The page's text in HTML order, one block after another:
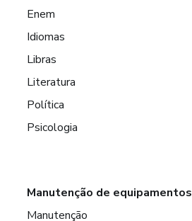
Enem
Idiomas
Libras
Literatura
Política
Psicologia
Manutenção de equipamentos
Manutenção